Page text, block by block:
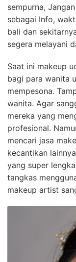
sempurna,
sebagai Info,
bali dan
segera melayani
Saat ini makeup
bagi para wanita
mempesona.
wanita. Agar
mereka yang
profesional.
mencari jasa
kecantikan
yang super
tangkas
makeup artist